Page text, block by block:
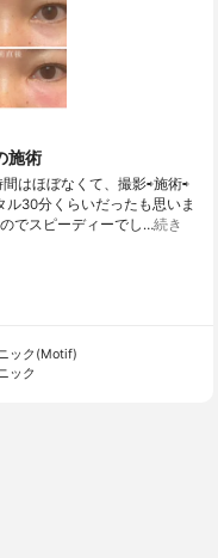
施術
はほぼなくて、撮影⇨施術⇨
30分くらいだったも思いま
でスピーディーでし…続き
ック(Motif)
ック